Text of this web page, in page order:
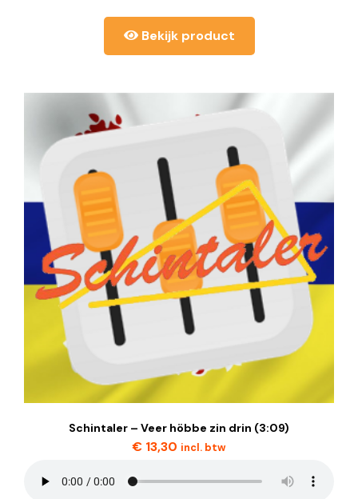
Bekijk product
Schintaler – Veer höbbe zin drin (3:09)
€ 13,30 incl. btw